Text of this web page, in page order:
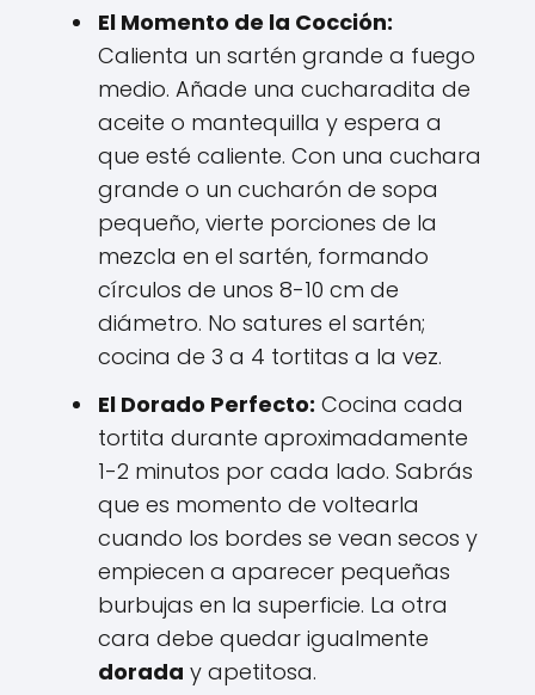
El Momento de la Cocción:
Calienta un sartén grande a fuego
medio. Añade una cucharadita de
aceite o mantequilla y espera a
que esté caliente. Con una cuchara
grande o un cucharón de sopa
pequeño, vierte porciones de la
mezcla en el sartén, formando
círculos de unos 8-10 cm de
diámetro. No satures el sartén;
cocina de 3 a 4 tortitas a la vez.
El Dorado Perfecto: Cocina cada
tortita durante aproximadamente
1-2 minutos por cada lado. Sabrás
que es momento de voltearla
cuando los bordes se vean secos y
empiecen a aparecer pequeñas
burbujas en la superficie. La otra
cara debe quedar igualmente
dorada y apetitosa.